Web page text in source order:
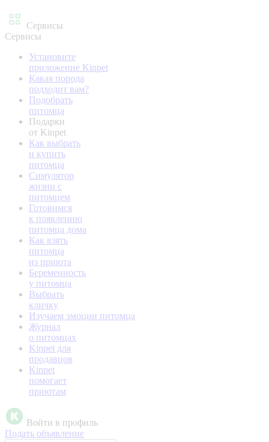
Сервисы
Сервисы
Установите
приложение Kinpet
Какая порода
подходит вам?
Подобрать
питомца
Подарки
от Kinpet
Как выбрать
и купить
питомца
Симулятор
жизни с
питомцем
Готовимся
к появлению
питомца дома
Как взять
питомца
из приюта
Беременность
у питомца
Выбрать
кличку
Изучаем эмоции питомца
Журнал
о питомцах
Kinpet для
продавцов
Kinpet
помогает
приютам
Войти в профиль
Подать объявление